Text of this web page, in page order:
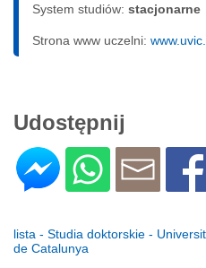
System studiów: sta­cjo­nar­ne
Strona www uczelni:
Udostępnij
lista - Studia doktorskie -
de Catalunya